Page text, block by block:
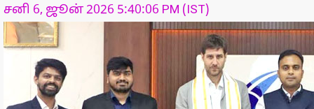
சனி 6, ஜூன் 2026 5:40:06 PM (IST)